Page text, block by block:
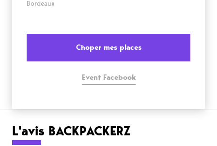
Bordeaux
Choper mes places
Event Facebook
L'avis BACKPACKERZ